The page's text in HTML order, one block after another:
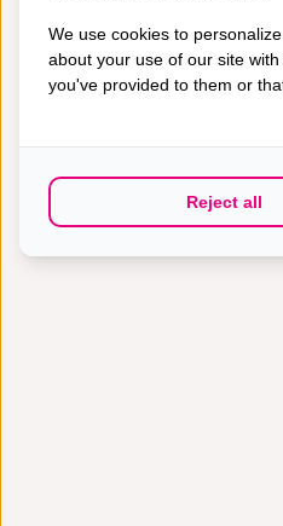
We use cookies to
about your use of our site
you've provided to them or
Reject all